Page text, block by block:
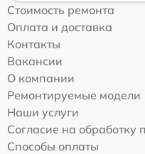
Стоимость ремонта
Оплата и доставка
Контакты
Вакансии
О компании
Ремонтируемые модели
Наши услуги
Согласие на
Способы оплаты